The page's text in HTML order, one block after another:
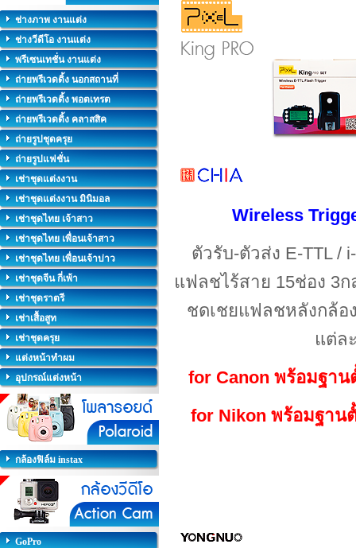
ช่างภาพ งานแต่ง
ช่างวีดีโอ งานแต่ง
พรีเซนเทชั่น งานแต่ง
ถ่ายพรีเวดดิ้ง นอกสถานที่
ถ่ายพรีเวดดิ้ง พอตเทรต
ถ่ายพรีเวดดิ้ง คลาสสิค
ถ่ายรูปชุดครุย
ถ่ายรูปแฟชั่น
เช่าชุดแต่งงาน
เช่าชุดแต่งงาน มินิมอล
เช่าชุดไทย เจ้าสาว
เช่าชุดไทย เพื่อนเจ้าสาว
เช่าชุดไทย เพื่อนเจ้าบ่าว
เช่าชุดจีน กี่เพ้า
เช่าชุดราตรี
เช่าเสื้อสูท
เช่าชุดครุย
แต่งหน้าทำผม
อุปกรณ์แต่งหน้า
กล้องฟิล์ม instax
GoPro
Wireless
ตัวรับ-ตัวส่ง E-TTL /
แฟลชไร้สาย 15ช่อง 3
ชดเชยแฟลชหลังกล้อ
แต่ล
for Canon พร้อมฐาน
for Nikon พร้อมฐาน